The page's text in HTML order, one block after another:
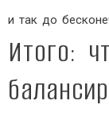
и так до
Итого: